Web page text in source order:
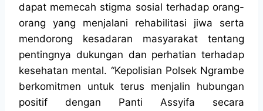
dapat memecah stigma sosial terhadap orang-
orang yang menjalani rehabilitasi jiwa serta
mendorong kesadaran masyarakat tentang
pentingnya dukungan dan perhatian terhadap
kesehatan mental. “Kepolisian Polsek Ngrambe
berkomitmen untuk terus menjalin hubungan
positif dengan Panti Assyifa secara